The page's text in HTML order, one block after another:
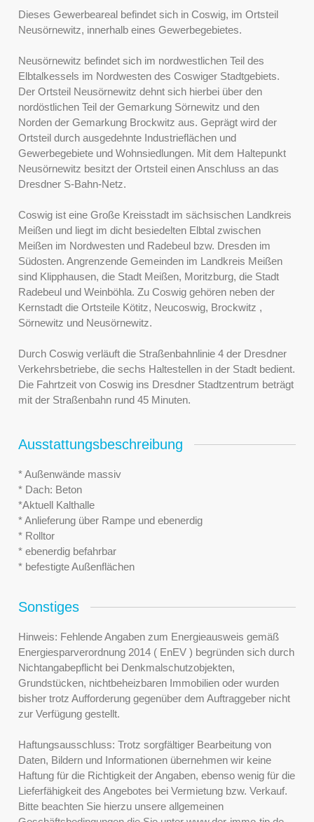
Dieses Gewerbeareal befindet sich in Coswig, im Ortsteil
Neusörnewitz, innerhalb eines Gewerbegebietes.
Neusörnewitz befindet sich im nordwestlichen Teil des
Elbtalkessels im Nordwesten des Coswiger Stadtgebiets.
Der Ortsteil Neusörnewitz dehnt sich hierbei über den
nordöstlichen Teil der Gemarkung Sörnewitz und den
Norden der Gemarkung Brockwitz aus. Geprägt wird der
Ortsteil durch ausgedehnte Industrieflächen und
Gewerbegebiete und Wohnsiedlungen. Mit dem Haltepunkt
Neusörnewitz besitzt der Ortsteil einen Anschluss an das
Dresdner S-Bahn-Netz.
Coswig ist eine Große Kreisstadt im sächsischen Landkreis
Meißen und liegt im dicht besiedelten Elbtal zwischen
Meißen im Nordwesten und Radebeul bzw. Dresden im
Südosten. Angrenzende Gemeinden im Landkreis Meißen
sind Klipphausen, die Stadt Meißen, Moritzburg, die Stadt
Radebeul und Weinböhla. Zu Coswig gehören neben der
Kernstadt die Ortsteile Kötitz, Neucoswig, Brockwitz ,
Sörnewitz und Neusörnewitz.
Durch Coswig verläuft die Straßenbahnlinie 4 der Dresdner
Verkehrsbetriebe, die sechs Haltestellen in der Stadt bedient.
Die Fahrtzeit von Coswig ins Dresdner Stadtzentrum beträgt
mit der Straßenbahn rund 45 Minuten.
Ausstattungsbeschreibung
* Außenwände massiv
* Dach: Beton
*Aktuell Kalthalle
* Anlieferung über Rampe und ebenerdig
* Rolltor
* ebenerdig befahrbar
* befestigte Außenflächen
Sonstiges
Hinweis: Fehlende Angaben zum Energieausweis gemäß
Energiesparverordnung 2014 ( EnEV ) begründen sich durch
Nichtangabepflicht bei Denkmalschutzobjekten,
Grundstücken, nichtbeheizbaren Immobilien oder wurden
bisher trotz Aufforderung gegenüber dem Auftraggeber nicht
zur Verfügung gestellt.
Haftungsausschluss: Trotz sorgfältiger Bearbeitung von
Daten, Bildern und Informationen übernehmen wir keine
Haftung für die Richtigkeit der Angaben, ebenso wenig für die
Lieferfähigkeit des Angebotes bei Vermietung bzw. Verkauf.
Bitte beachten Sie hierzu unsere allgemeinen